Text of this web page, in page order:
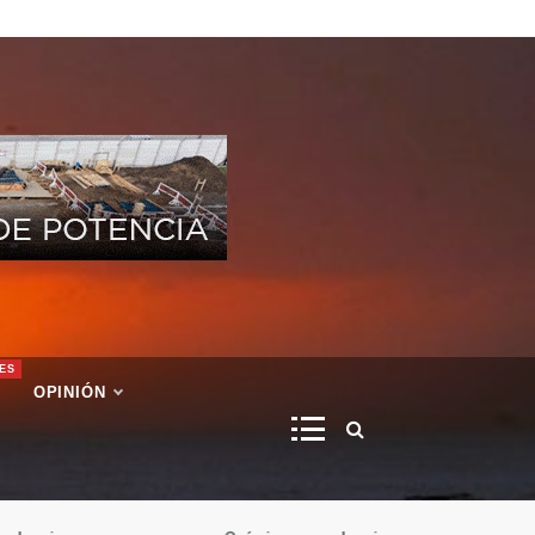
OPINIÓN